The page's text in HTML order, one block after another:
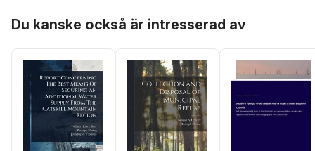
Du kanske också är intresserad av